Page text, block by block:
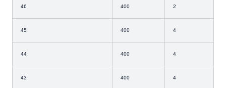
46 400 2
45 400 4
44 400 4
43 400 4